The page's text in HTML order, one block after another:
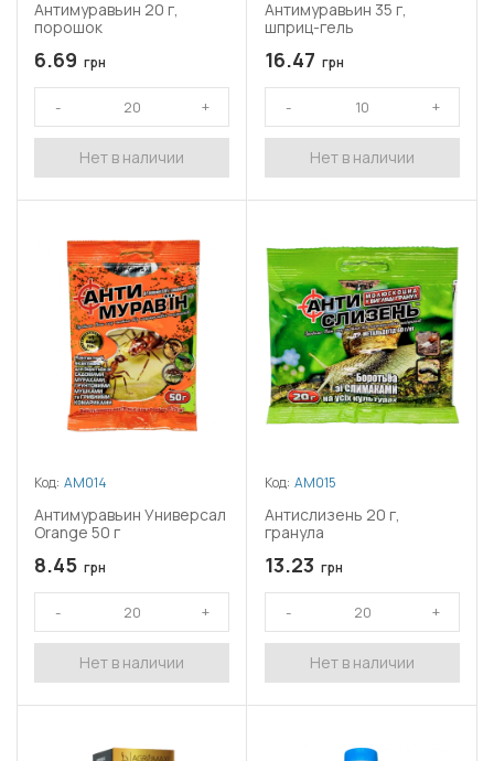
Антимуравьин 20 г,
порошок
6.69 грн
Нет в наличии
Антимуравьин 35 г,
шприц-гель
16.47 грн
Нет в наличии
Код: АМ014
Антимуравьин Универсал
Orange 50 г
8.45 грн
Нет в наличии
Код: АМ015
Антислизень 20 г,
гранула
13.23 грн
Нет в наличии